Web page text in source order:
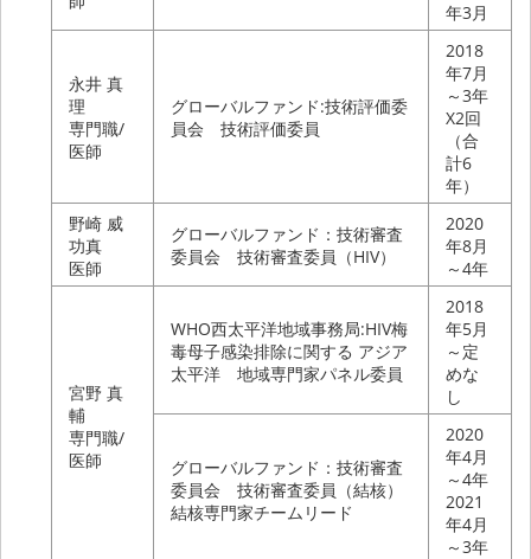
年3月
永井 真
理
専門職/
医師
グローバルファンド:技術評価委
員会 技術評価委員
2018
年7月
～3年
X2回
（合
計6
年）
野崎 威
功真
医師
グローバルファンド：技術審査
委員会 技術審査委員（HIV）
2020
年8月
～4年
宮野 真
輔
専門職/
医師
WHO西太平洋地域事務局:HIV梅
毒母子感染排除に関する アジア
太平洋 地域専門家パネル委員
2018
年5月
～定
めな
し
グローバルファンド：技術審査
委員会 技術審査委員（結核）
結核専門家チームリード
2020
年4月
～4年
2021
年4月
～3年